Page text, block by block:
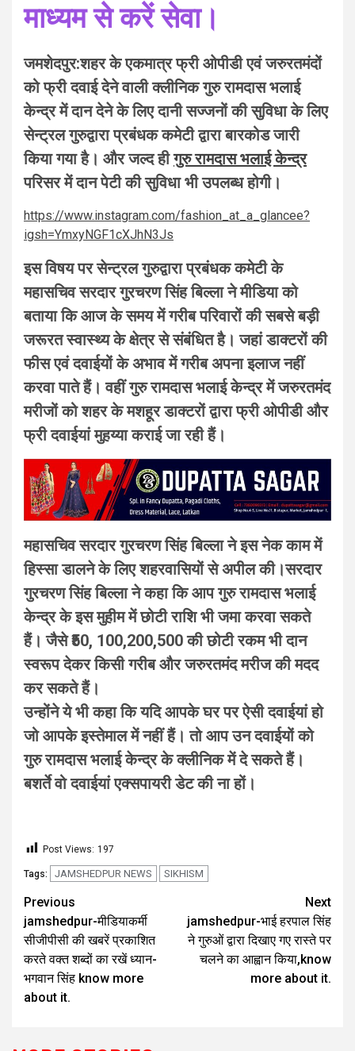
माध्यम से करें सेवा।
जमशेदपुर:शहर के एकमात्र फ्री ओपीडी एवं जरुरतमंदों
को फ्री दवाई देने वाली क्लीनिक गुरु रामदास भलाई
केन्द्र में दान देने के लिए दानी सज्जनों की सुविधा के लिए
सेन्ट्रल गुरुद्वारा प्रबंधक कमेटी द्वारा बारकोड जारी
किया गया है। और जल्द हीगुरु रामदास भलाई केन्द्र
परिसर में दान पेटी की सुविधा भी उपलब्ध होगी।
https://www.instagram.com/fashion_at_a_glancee?
igsh=YmxyNGF1cXJhN3Js
इस विषय पर सेन्ट्रल गुरुद्वारा प्रबंधक कमेटी के
महासचिव सरदार गुरचरण सिंह बिल्ला ने मीडिया को
बताया कि आज के समय में गरीब परिवारों की सबसे बड़ी
जरूरत स्वास्थ्य के क्षेत्र से संबंधित है। जहां डाक्टरों की
फीस एवं दवाईयों के अभाव में गरीब अपना इलाज नहीं
करवा पाते हैं। वहीं गुरु रामदास भलाई केन्द्र में जरुरतमंद
मरीजों को शहर के मशहूर डाक्टरों द्वारा फ्री ओपीडी और
फ्री दवाईयां मुहय्या कराई जा रही हैं।
महासचिव सरदार गुरचरण सिंह बिल्ला ने इस नेक काम में
हिस्सा डालने के लिए शहरवासियों से अपील की।सरदार
गुरचरण सिंह बिल्ला ने कहा कि आप गुरु रामदास भलाई
केन्द्र के इस मुहीम में छोटी राशि भी जमा करवा सकते
हैं। जैसे ₹50, 100,200,500 की छोटी रकम भी दान
स्वरूप देकर किसी गरीब और जरुरतमंद मरीज की मदद
कर सकते हैं।
उन्होंने ये भी कहा कि यदि आपके घर पर ऐसी दवाईयां हो
जो आपके इस्तेमाल में नहीं हैं। तो आप उन दवाईयों को
गुरु रामदास भलाई केन्द्र के क्लीनिक में दे सकते हैं।
बशर्ते वो दवाईयां एक्सपायरी डेट की ना हों।
Post Views: 197
Tags: JAMSHEDPUR NEWS SIKHISM
Previous
jamshedpur-मीडियाकर्मी
सीजीपीसी की खबरें प्रकाशित
करते वक्त शब्दों का रखें ध्यान-
भगवान सिंह know more
about it.
Next
jamshedpur-भाई हरपाल सिंह
ने गुरुओं द्वारा दिखाए गए रास्ते पर
चलने का आह्वान किया,know
more about it.